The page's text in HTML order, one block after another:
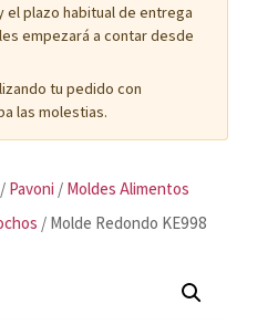
el plazo habitual de entrega
empezará a contar desde
tu pedido con
las molestias.
Pavoni / Moldes Alimentos
/ Molde Redondo KE998